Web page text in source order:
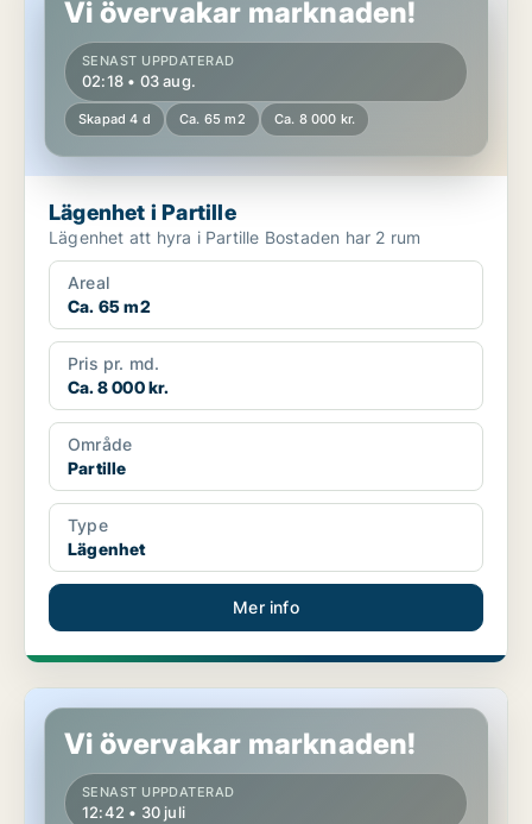
Vi övervakar marknaden!
SENAST UPPDATERAD
02:18 • 03 aug.
Skapad 4 d Ca. 65 m2 Ca. 8 000 kr.
Lägenhet i Partille
Lägenhet att hyra i Partille Bostaden har 2 rum
Areal
Ca. 65 m2
Pris pr. md.
Ca. 8 000 kr.
Område
Partille
Type
Lägenhet
Mer info
Lägenhet i Partille
Vi övervakar marknaden!
SENAST UPPDATERAD
12:42 • 30 juli